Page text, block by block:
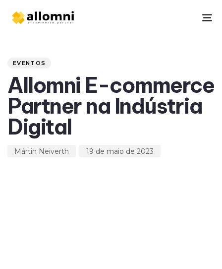
EVENTOS
Allomni E-commerce
Partner na Indústria
Digital
Mártin Neiverth 19 de maio de 2023